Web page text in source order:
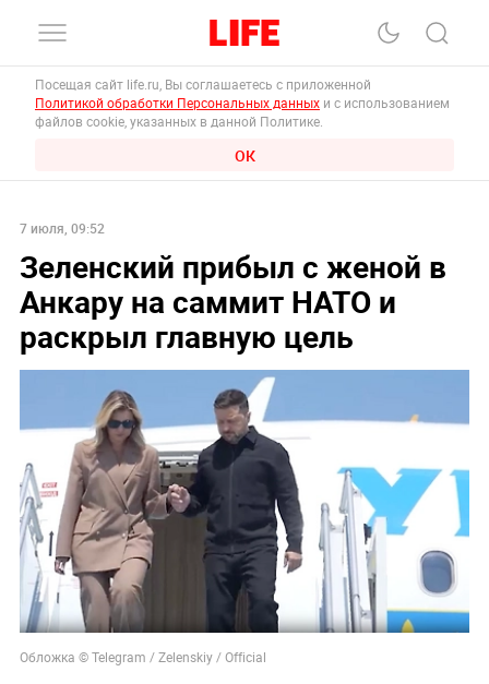
Посещая сайт life.ru, Вы соглашаетесь с приложенной
Политикой обработки Персональных данных и с использованием
файлов cookie, указанных в данной Политике.
ОК
7 июля, 09:52
Зеленский прибыл с женой в
Анкару на саммит НАТО и
раскрыл главную цель
Обложка © Telegram / Zelenskiy / Official